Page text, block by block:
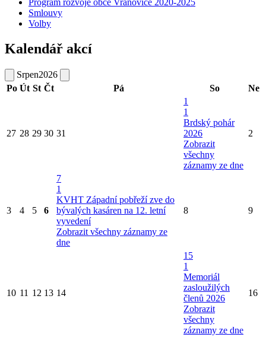
Smlouvy
Volby
Kalendář akcí
Srpen2026
Po Út St Čt Pá So Ne
27 28 29 30 31
1
1
Brdský pohár
2026
Zobrazit
všechny
záznamy ze dne
2
3 4 5 6
7
1
KVHT Západní pobřeží zve do
bývalých kasáren na 12. letní
vyvedení
Zobrazit všechny záznamy ze
dne
8 9
10 11 12 13 14
15
1
Memoriál
zasloužilých
členů 2026
Zobrazit
všechny
záznamy ze dne
16